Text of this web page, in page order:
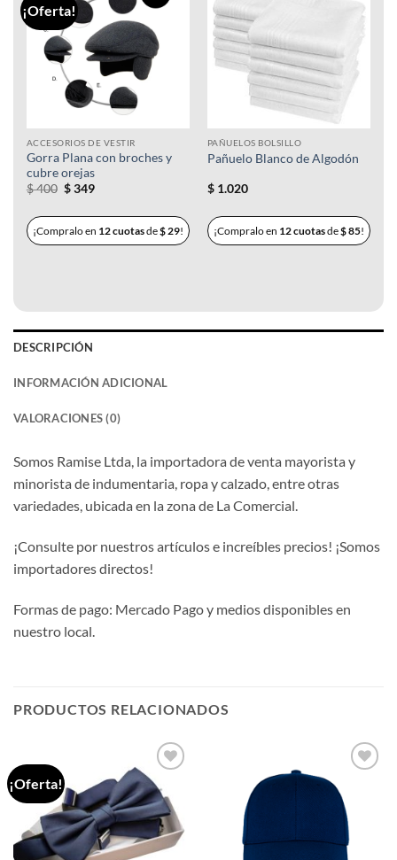
¡Oferta!
Añadir
lista de
deseos
ACCESORIOS DE VESTIR
Gorra Plana con broches y
cubre orejas
$400 El
$ 400.
$349El
$ 349.
¡Compralo en 12 cuotasde$29!
PAÑUELOS BOLSILLO
Pañuelo Blanco de Algodón
$1.020
¡Compralo en 12 cuotasde$85!
DESCRIPCIÓN
INFORMACIÓN ADICIONAL
VALORACIONES (0)
Somos Ramise Ltda, la importadora de venta mayorista y
minorista de indumentaria, ropa y calzado, entre otras
variedades, ubicada en la zona de La Comercial.
¡Consulte por nuestros artículos e increíbles precios! ¡Somos
importadores directos!
Formas de pago: Mercado Pago y medios disponibles en
nuestro local.
PRODUCTOS RELACIONADOS
¡Oferta!
Añadir
a la
lista de
deseos
lista de
deseos